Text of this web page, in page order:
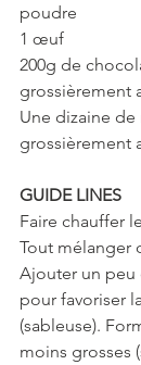
poudre
1 œuf
200g de
grossièrement
Une dizaine
grossièrement
GUIDE LINES
Faire chauffer
Tout mélanger
Ajouter un peu
pour favoriser
(sableuse).
moins grosses